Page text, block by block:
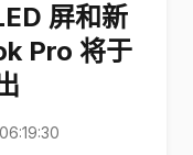
屏和新
Pro 将于